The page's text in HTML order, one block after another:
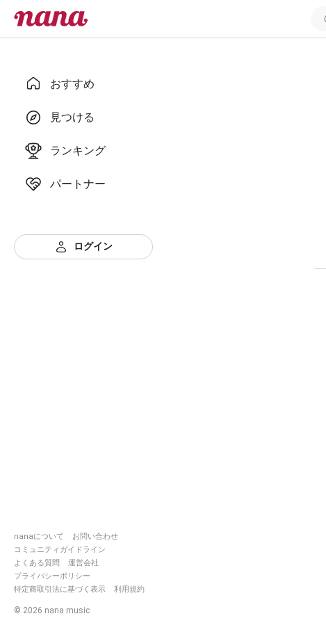
おすすめ
見つける
ランキング
パートナー
ログイン
nanaについて
お問い合わせ
コミュニティガイドライン
よくある質問
運営会社
プライバシーポリシー
特定商取引法に基づく表示
利用規約
© 2026 nana music